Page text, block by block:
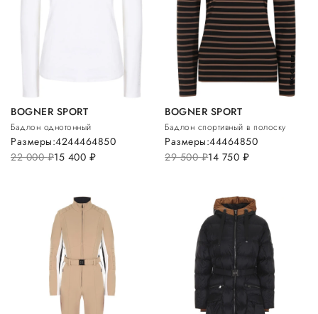
BOGNER SPORT
Бадлон однотонный
22 000руб.15 400 руб.
Размеры:4244464850
BOGNER SPORT
Бадлон спортивный в полоску
29 500руб.14 750 руб.
Размеры:44464850